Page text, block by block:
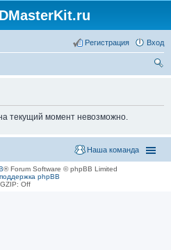
Вход
Регистрация
текущий момент невозможно.
Наша команда
® Forum Software © phpBB Limited
phpBB
GZIP: Off